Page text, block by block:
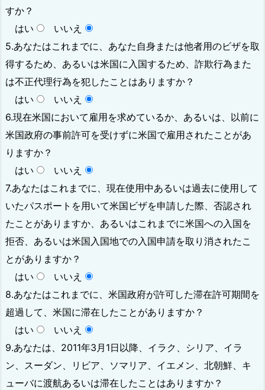
すか？
はい
いいえ
5.あなたはこれまでに、あなた自身または他者用のビザを取
得するため、あるいは米国に入国するため、詐欺行為また
は不正代理行為を犯したことはありますか？
はい
いいえ
6.現在米国において雇用を求めているか、あるいは、以前に
米国政府の事前許可を受けずに米国で雇用されたことがあ
りますか？
はい
いいえ
7.あなたはこれまでに、現在使用中あるいは過去に使用して
いたパスポートを用いて米国ビザを申請した際、否認され
たことがありますか、あるいはこれまでに米国への入国を
拒否、あるいは米国入国地での入国申請を取り消されたこ
とがありますか？
はい
いいえ
8.あなたはこれまでに、米国政府が許可した滞在許可期間を
超過して、米国に滞在したことがありますか？
はい
いいえ
9.あなたは、2011年3月1日以降、イラク、シリア、イラ
ン、スーダン、リビア、ソマリア、イエメン、北朝鮮、キ
ューバに渡航あるいは滞在したことはありますか？